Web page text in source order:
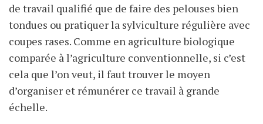
de travail qualifié que de faire des pelouses bien
tondues ou pratiquer la sylviculture régulière avec
coupes rases. Comme en agriculture biologique
comparée à l’agriculture conventionnelle, si c’est
cela que l’on veut, il faut trouver le moyen
d’organiser et rémunérer ce travail à grande
échelle.